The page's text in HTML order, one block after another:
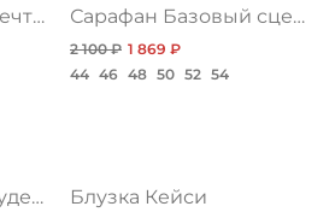
Платье Девушка мечты, грация нью Сарафан Базовый сценарий, бордо
2 100 ₽ 1 869 ₽
44 46 48 50 52 54
Платье Ты точно будешь моим Блузка Кейси